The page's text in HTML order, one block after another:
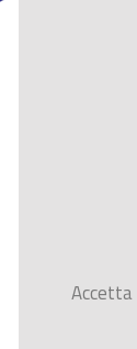
Accetta